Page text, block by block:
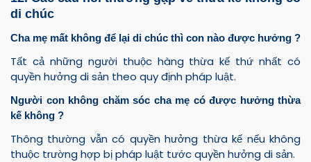
di chúc
Cha mẹ mất không để lại di chúc thì con nào được hưởng ?
Tất cả những người thuộc hàng thừa kế thứ nhất có
quyền hưởng di sản theo quy định pháp luật.
Người con không chăm sóc cha mẹ có được hưởng thừa
kế không ?
Thông thường vẫn có quyền hưởng thừa kế nếu không
thuộc trường hợp bị pháp luật tước quyền hưởng di sản.